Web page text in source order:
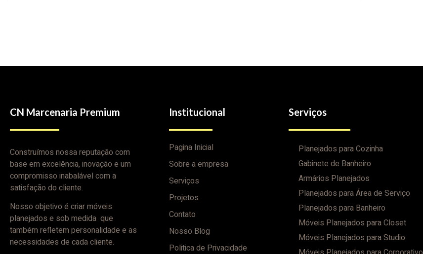
CN Marcenaria Premium
Construímos nossa reputação com
base em excelência, inovação e um
compromisso inabalável com a
satisfação do cliente.
Nosso objetivo é criar móveis
planejados e sob medida que
também refletem personalidade e as
necessidades de cada cliente.
Institucional
Pagina Inicial
Sobre a empresa
Serviços
Projetos
Contato
Nosso Blog
Politica de Privacidade
Serviços
Planejados para Cozinha
Gabinete de Banheiro
Armários Planejados
Planejados para Área de Serviço
Planejados para Banheiro
Móveis Planejados para Closet
Móveis Planejados para Studio